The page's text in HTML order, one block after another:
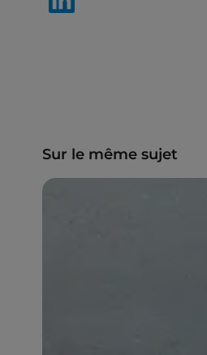
Sur le même sujet